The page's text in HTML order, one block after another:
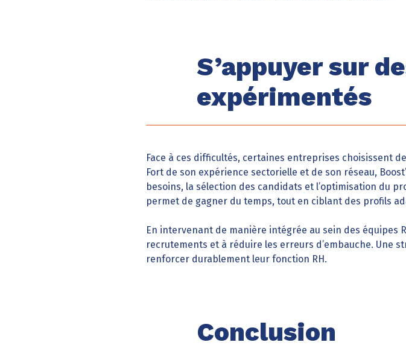
S’appuyer sur
expérimentés
Face à ces difficultés, certaines entreprises choisissent
Fort de son expérience sectorielle et de son réseau,
besoins, la sélection des candidats et l’optimisation du
permet de gagner du temps, tout en ciblant des profils
En intervenant de manière intégrée au sein des équipes
recrutements et à réduire les erreurs d’embauche. Une
renforcer durablement leur fonction RH.
Conclusion